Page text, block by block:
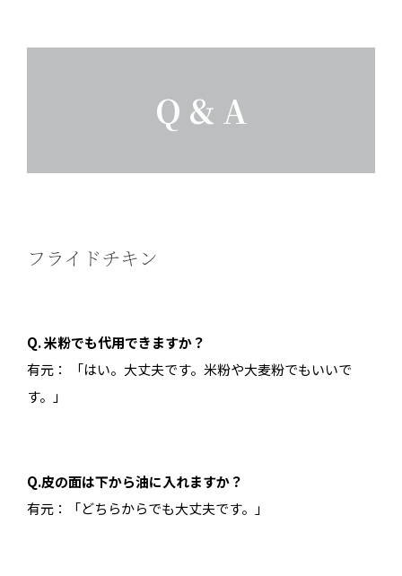
Q & A
フライドチキン
Q. 米粉でも代用できますか？
有元： 「はい。大丈夫です。米粉や大麦粉でもいいで
す。」
Q.皮の面は下から油に入れますか？
有元：「どちらからでも大丈夫です。」